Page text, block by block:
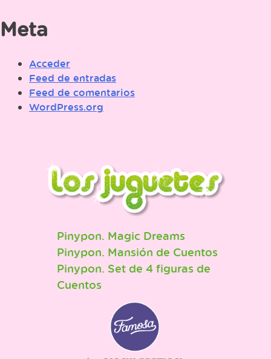
Meta
Acceder
Feed de entradas
Feed de comentarios
WordPress.org
Pinypon. Magic Dreams
Pinypon. Mansión de Cuentos
Pinypon. Set de 4 figuras de
Cuentos